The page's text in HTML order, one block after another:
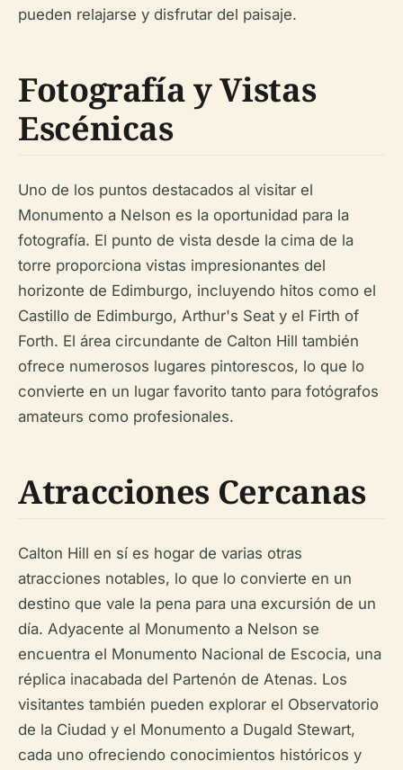
pueden relajarse y disfrutar del paisaje.
Fotografía y Vistas
Escénicas
Uno de los puntos destacados al visitar el
Monumento a Nelson es la oportunidad para la
fotografía. El punto de vista desde la cima de la
torre proporciona vistas impresionantes del
horizonte de Edimburgo, incluyendo hitos como el
Castillo de Edimburgo, Arthur's Seat y el Firth of
Forth. El área circundante de Calton Hill también
ofrece numerosos lugares pintorescos, lo que lo
convierte en un lugar favorito tanto para fotógrafos
amateurs como profesionales.
Atracciones Cercanas
Calton Hill en sí es hogar de varias otras
atracciones notables, lo que lo convierte en un
destino que vale la pena para una excursión de un
día. Adyacente al Monumento a Nelson se
encuentra el Monumento Nacional de Escocia, una
réplica inacabada del Partenón de Atenas. Los
visitantes también pueden explorar el Observatorio
de la Ciudad y el Monumento a Dugald Stewart,
cada uno ofreciendo conocimientos históricos y